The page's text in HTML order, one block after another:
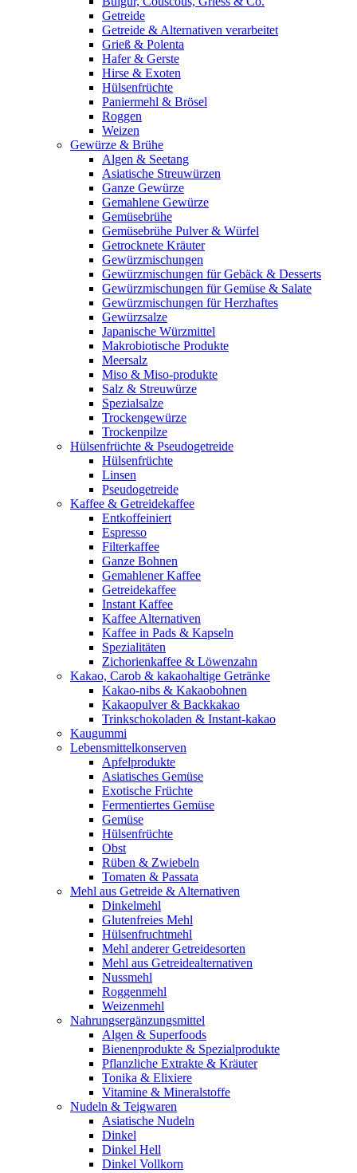
Getreide
Getreide & Alternativen verarbeitet
Grieß & Polenta
Hafer & Gerste
Hirse & Exoten
Hülsenfrüchte
Paniermehl & Brösel
Roggen
Weizen
Gewürze & Brühe
Algen & Seetang
Asiatische Streuwürzen
Ganze Gewürze
Gemahlene Gewürze
Gemüsebrühe
Gemüsebrühe Pulver & Würfel
Getrocknete Kräuter
Gewürzmischungen
Gewürzmischungen für Gebäck & Desserts
Gewürzmischungen für Gemüse & Salate
Gewürzmischungen für Herzhaftes
Gewürzsalze
Japanische Würzmittel
Makrobiotische Produkte
Meersalz
Miso & Miso-produkte
Salz & Streuwürze
Spezialsalze
Trockengewürze
Trockenpilze
Hülsenfrüchte & Pseudogetreide
Hülsenfrüchte
Linsen
Pseudogetreide
Kaffee & Getreidekaffee
Entkoffeiniert
Espresso
Filterkaffee
Ganze Bohnen
Gemahlener Kaffee
Getreidekaffee
Instant Kaffee
Kaffee Alternativen
Kaffee in Pads & Kapseln
Spezialitäten
Zichorienkaffee & Löwenzahn
Kakao, Carob & kakaohaltige Getränke
Kakao-nibs & Kakaobohnen
Kakaopulver & Backkakao
Trinkschokoladen & Instant-kakao
Kaugummi
Lebensmittelkonserven
Apfelprodukte
Asiatisches Gemüse
Exotische Früchte
Fermentiertes Gemüse
Gemüse
Hülsenfrüchte
Obst
Rüben & Zwiebeln
Tomaten & Passata
Mehl aus Getreide & Alternativen
Dinkelmehl
Glutenfreies Mehl
Hülsenfruchtmehl
Mehl anderer Getreidesorten
Mehl aus Getreidealternativen
Nussmehl
Roggenmehl
Weizenmehl
Nahrungsergänzungsmittel
Algen & Superfoods
Bienenprodukte & Spezialprodukte
Pflanzliche Extrakte & Kräuter
Tonika & Elixiere
Vitamine & Mineralstoffe
Nudeln & Teigwaren
Asiatische Nudeln
Dinkel
Dinkel Hell
Dinkel Vollkorn